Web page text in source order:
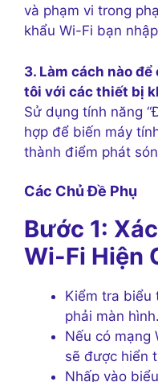
và phạm vi trong
khẩu Wi-Fi bạn
3. Làm cách nào
tôi với các thiết bị
Sử dụng tính năng
hợp để biến máy
thành điểm phát
Các Chủ Đề Phụ
Bước 1:
Wi-Fi Hiện
Kiểm tra biểu
phải màn hình.
Nếu có mạng
sẽ được hiển
Nhấp vào